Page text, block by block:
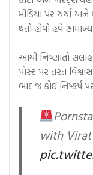
મીડિયા પર ચર્ચા
થતો હોવો હવે
આથી નિષ્ણાતો
પોસ્ટ પર તરત
બાદ જ કોઈ નિષ્કર્ષ
with